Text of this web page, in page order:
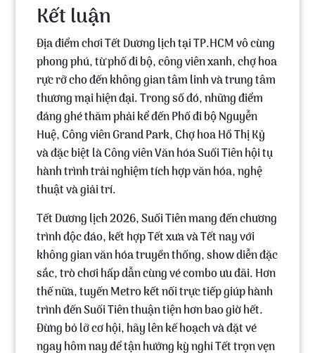
Kết luận
Địa điểm chơi Tết Dương lịch tại TP.HCM vô cùng
phong phú, từ phố đi bộ, công viên xanh, chợ hoa
rực rỡ cho đến không gian tâm linh và trung tâm
thương mại hiện đại. Trong số đó, những điểm
đáng ghé thăm phải kể đến Phố đi bộ Nguyễn
Huệ, Công viên Grand Park, Chợ hoa Hồ Thị Kỷ
và đặc biệt là Công viên Văn hóa Suối Tiên hội tụ
hành trình trải nghiệm tích hợp văn hóa, nghệ
thuật và giải trí.
Tết Dương lịch 2026, Suối Tiên mang đến chương
trình độc đáo, kết hợp Tết xưa và Tết nay với
không gian văn hóa truyền thống, show diễn đặc
sắc, trò chơi hấp dẫn cùng vé combo ưu đãi. Hơn
thế nữa, tuyến Metro kết nối trực tiếp giúp hành
trình đến Suối Tiên thuận tiện hơn bao giờ hết.
Đừng bỏ lỡ cơ hội, hãy lên kế hoạch và đặt vé
ngay hôm nay để tận hưởng kỳ nghỉ Tết trọn vẹn